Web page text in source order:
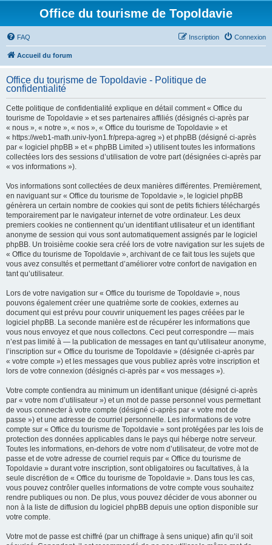
Office du tourisme de Topoldavie
FAQ Connexion
Inscription
Accueil du forum
Office du tourisme de Topoldavie - Politique de
confidentialité
Cette politique de confidentialité explique en détail comment « Office du
tourisme de Topoldavie » et ses partenaires affiliés (désignés ci-après par
« nous », « notre », « nos », « Office du tourisme de Topoldavie » et
« https://web1-math.univ-lyon1.fr/prepa-agreg ») et phpBB (désigné ci-après
par « logiciel phpBB » et « phpBB Limited ») utilisent toutes les informations
collectées lors des sessions d’utilisation de votre part (désignées ci-après par
« vos informations »).
Vos informations sont collectées de deux manières différentes. Premièrement,
en naviguant sur « Office du tourisme de Topoldavie », le logiciel phpBB
génèrera un certain nombre de cookies qui sont de petits fichiers téléchargés
temporairement par le navigateur internet de votre ordinateur. Les deux
premiers cookies ne contiennent qu’un identifiant utilisateur et un identifiant
anonyme de session qui vous sont automatiquement assignés par le logiciel
phpBB. Un troisième cookie sera créé lors de votre navigation sur les sujets de
« Office du tourisme de Topoldavie », archivant de ce fait tous les sujets que
vous avez consultés et permettant d’améliorer votre confort de navigation en
tant qu’utilisateur.
Lors de votre navigation sur « Office du tourisme de Topoldavie », nous
pouvons également créer une quatrième sorte de cookies, externes au
document qui est prévu pour couvrir uniquement les pages créées par le
logiciel phpBB. La seconde manière est de récupérer les informations que
vous nous envoyez et que nous collectons. Ceci peut correspondre — mais
n’est pas limité à — la publication de messages en tant qu’utilisateur anonyme,
l’inscription sur « Office du tourisme de Topoldavie » (désignée ci-après par
« votre compte ») et les messages que vous publiez après votre inscription et
lors de votre connexion (désignés ci-après par « vos messages »).
Votre compte contiendra au minimum un identifiant unique (désigné ci-après
par « votre nom d’utilisateur ») et un mot de passe personnel vous permettant
de vous connecter à votre compte (désigné ci-après par « votre mot de
passe ») et une adresse de courriel personnelle. Les informations de votre
compte sur « Office du tourisme de Topoldavie » sont protégées par les lois de
protection des données applicables dans le pays qui héberge notre serveur.
Toutes les informations, en-dehors de votre nom d’utilisateur, de votre mot de
passe et de votre adresse de courriel requis par « Office du tourisme de
Topoldavie » durant votre inscription, sont obligatoires ou facultatives, à la
seule discrétion de « Office du tourisme de Topoldavie ». Dans tous les cas,
vous pouvez contrôler quelles informations de votre compte vous souhaitez
rendre publiques ou non. De plus, vous pouvez décider de vous abonner ou
non à la liste de diffusion du logiciel phpBB depuis une option disponible sur
votre compte.
Votre mot de passe est chiffré (par un chiffrage à sens unique) afin qu’il soit